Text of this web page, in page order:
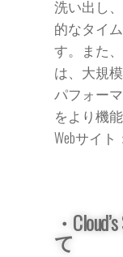
洗い出し
的なタイ
す。また、
は、大規
パフォー
をより機
Webサイト
・
て